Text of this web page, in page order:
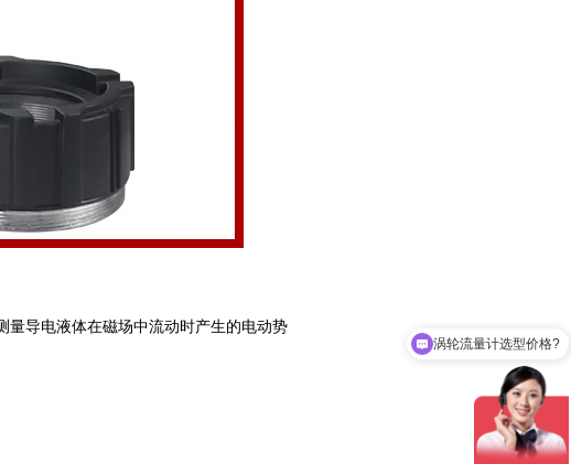
量导电液体在磁场中流动时产生的电动势
涡轮流量计选型价格?